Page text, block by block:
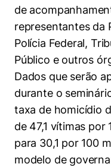
de
representantes da
Polícia Federal,
Público e outros
Dados que serão
durante o
taxa de homicídio
de 47,1 vítimas por
para 30,1 por 100
modelo de